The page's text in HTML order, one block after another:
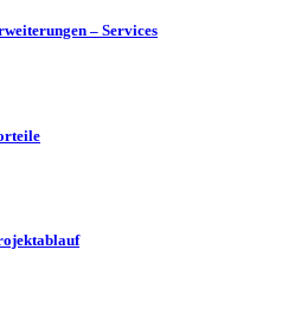
– Services